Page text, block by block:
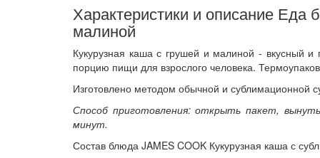
Характеристики и описание Еда
малиной
Кукурузная каша с грушей и малиной - вкусный
порцию пищи для взрослого человека.
Изготовлено методом обычной и сублимационной
Способ приготовления: открыть пакет,
минут.
Состав блюда JAMES COOK Кукурузная каша с